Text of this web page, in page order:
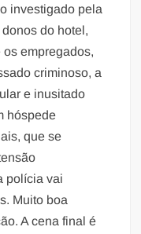
investigado pela
do hotel,
empregados,
criminoso, a
e inusitado
hóspede
que se
polícia vai
Muito boa
A cena final é